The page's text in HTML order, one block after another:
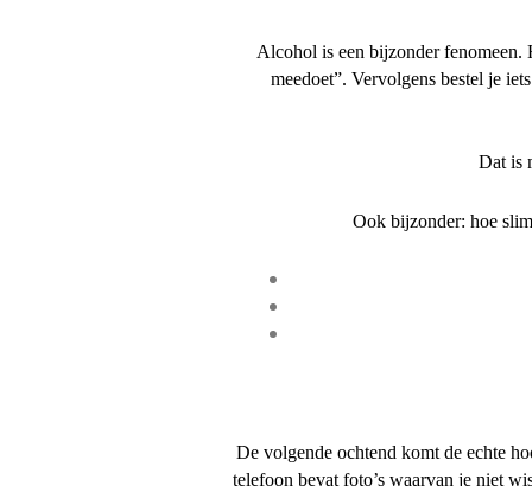
Alcohol is een bijzonder fenomeen.
meedoet”. Vervolgens bestel je
Dat is
Ook bijzonder: hoe
De volgende ochtend komt de echte
telefoon bevat foto’s waarvan je niet